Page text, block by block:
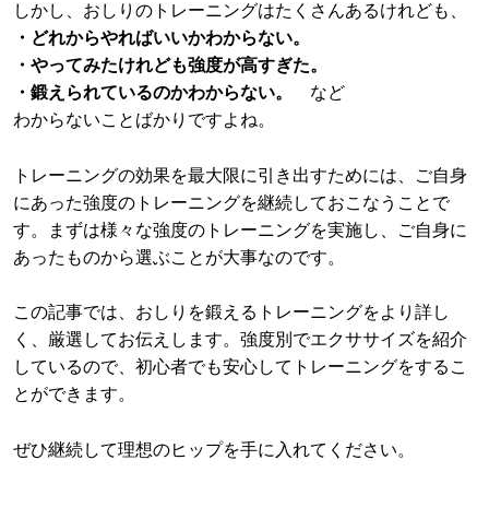
しかし、おしりのトレーニングはたくさんあるけれども、
・どれからやればいいかわからない。
・やってみたけれども強度が高すぎた。
・鍛えられているのかわからない。
など
わからないことばかりですよね。
トレーニングの効果を最大限に引き出すためには、ご自身
にあった強度のトレーニングを継続しておこなうことで
す。まずは様々な強度のトレーニングを実施し、ご自身に
あったものから選ぶことが大事なのです。
この記事では、おしりを鍛えるトレーニングをより詳し
く、厳選してお伝えします。強度別でエクササイズを紹介
しているので、初心者でも安心してトレーニングをするこ
とができます。
ぜひ継続して理想のヒップを手に入れてください。